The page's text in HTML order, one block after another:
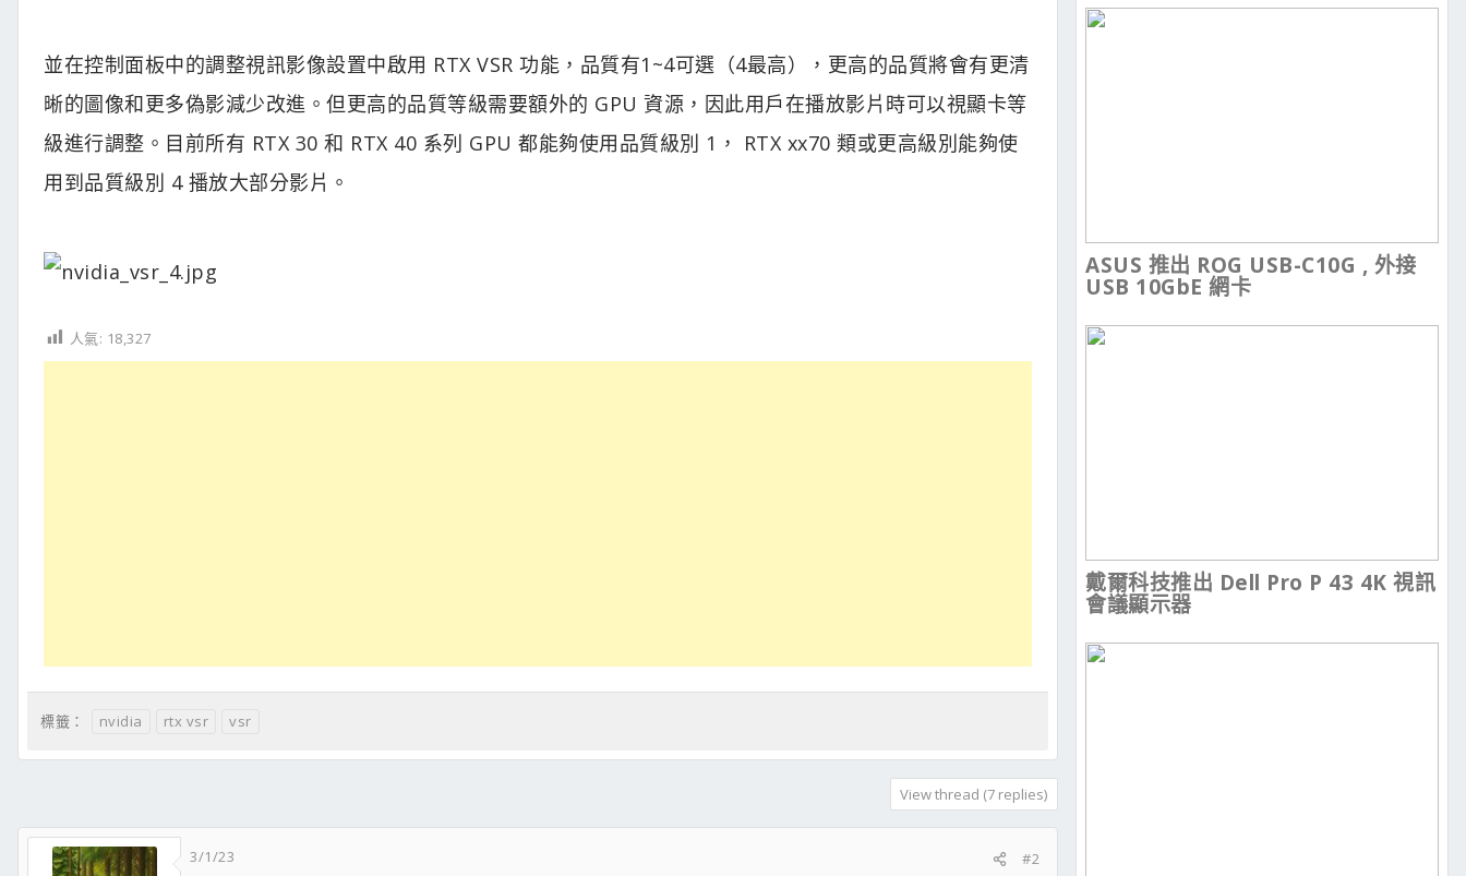
並在控制面板中的調整視訊影像設置中啟用 RTX VSR 功能，品質有1~4可選（4最高），更高的品質將會有更清
晰的圖像和更多偽影減少改進。但更高的品質等級需要額外的 GPU 資源，因此用戶在播放影片時可以視顯卡等
級進行調整。目前所有 RTX 30 和 RTX 40 系列 GPU 都能夠使用品質級別 1， RTX xx70 類或更高級別能夠使
用到品質級別 4 播放大部分影片。
人氣: 18,327
標籤： nvidia rtx vsr vsr
View thread (7 replies)
3/1/23 #2
ASUS 推出 ROG USB-C10G , 外接
USB 10GbE 網卡
戴爾科技推出 Dell Pro P 43 4K 視訊
會議顯示器